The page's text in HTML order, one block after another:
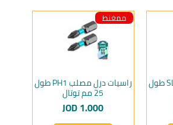
راسيات مفك عادي SL5 طول
ممغنط
راسيات درل مصلب PH1 طول
25 مم توتال
السعر
JOD 1.000